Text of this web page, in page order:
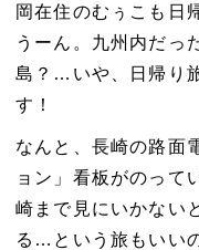
岡在住のむぅこも日
うーん。九州内だっ
島？…いや、日帰り
す！
なんと、長崎の路面
ョン」看板がのって
崎まで見にいかない
る…という旅もいい